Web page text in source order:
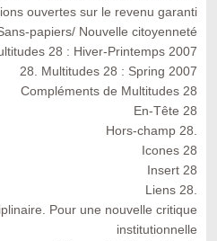
ouvertes sur le revenu garanti
papiers/ Nouvelle citoyenneté
28 : Hiver-Printemps 2007
28. Multitudes 28 : Spring 2007
Compléments de Multitudes 28
En-Tête 28
Hors-champ 28.
Icones 28
Insert 28
Liens 28.
Pour une nouvelle critique
institutionnelle